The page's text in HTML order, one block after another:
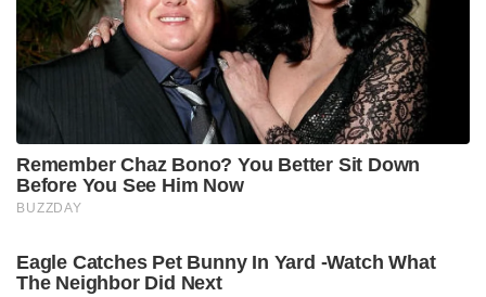
Remember Chaz Bono? You Better Sit Down
Before You See Him Now
BUZZDAY
Eagle Catches Pet Bunny In Yard -Watch What
The Neighbor Did Next